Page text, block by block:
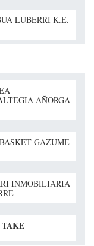
LUBERRI K.E.
AÑORGA
GAZUME
INMOBILIARIA